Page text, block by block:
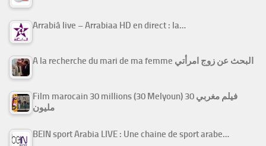
Arrabiâ live – Arrabiaa HD en direct : la…
A la recherche du mari de ma femme البحث عن زوج امرأتي
Film marocain 30 millions (30 Melyoun) فيلم مغربي 30
مليون
BEIN sport Arabia LIVE : Une chaine de sport arabe…